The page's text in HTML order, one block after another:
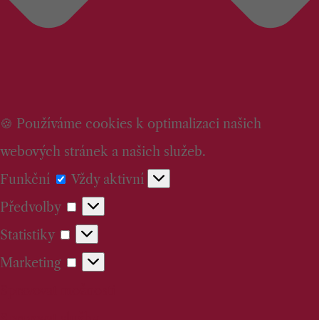
🍪 Používáme cookies k optimalizaci našich
webových stránek a našich služeb.
Funkční
Funkční
Vždy aktivní
Předvolby
Předvolby
Statistiky
Statistiky
Marketing
Marketing